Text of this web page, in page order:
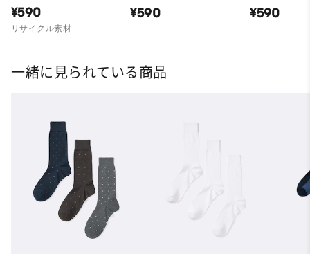
¥590
リサイクル素材
¥590 ¥590
一緒に見られている商品